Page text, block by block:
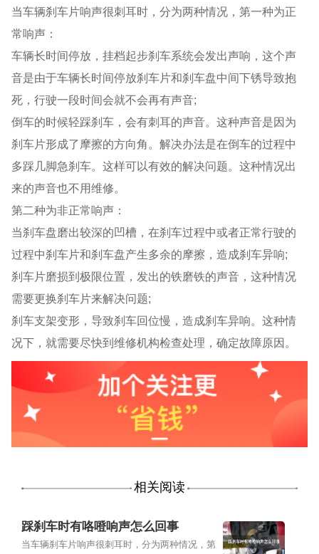
当车辆刹车片响声很刺耳时，分为两种情况，第一种为正
常响声：
车辆长时间停放，挂档起步刹车系统会发出声响，这个声
音是由于车辆长时间停放刹车片和刹车盘中间下锈导致抱
死，行驶一段时间会就不会再有声音;
倒车的时候轻踩刹车，会有刺耳的声音。这种声音是因为
刹车片形成了摩擦的方向角。解决办法是在倒车的过程中
多踩几脚急刹车。这样可以有效的解决问题。这种情况出
来的声音也不用维修。
第二种为非正常响声：
当刹车盘磨出较深的凹槽，在刹车过程中或者正常行驶的
过程中刹车片和刹车盘产生多余的摩擦，造成刹车异响;
刹车片磨损到极限位置，发出的铁磨铁的声音，这种情况
需要更换刹车片来解决问题;
刹车支架变形，导致刹车回位慢，造成刹车异响。这种情
况下，就需要尽快到维修机构检查处理，确定故障原因。
相关阅读
踩刹车时有咯噔响声怎么回事
当车辆刹车片响声很刺耳时，分为两种情况，第